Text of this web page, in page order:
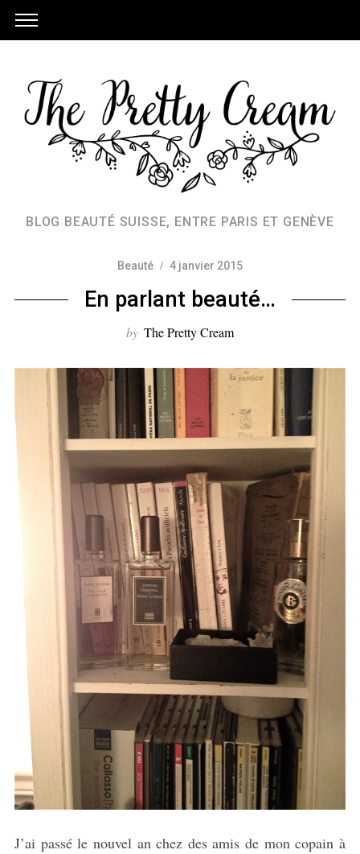
BLOG BEAUTÉ SUISSE, ENTRE PARIS ET GENÈVE
Beauté 4 janvier 2015
En parlant beauté…
by The Pretty Cream
J’ai passé le nouvel an chez des amis de mon copain à